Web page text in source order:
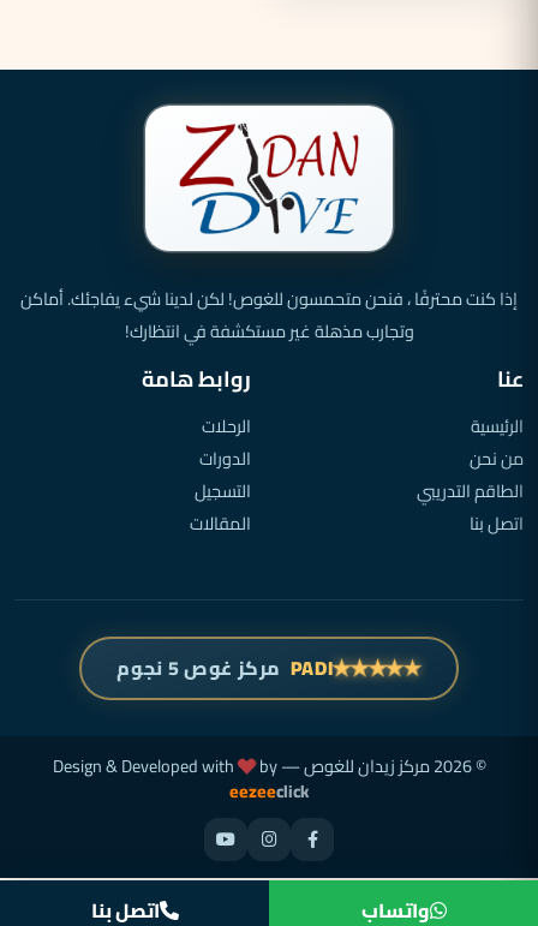
إذا كنت محترفًا ، فنحن متحمسون للغوص! لكن لدينا شيء يفاجئك. أماكن
وتجارب مذهلة غير مستكشفة في انتظارك!
عنا
الرئيسية
من نحن
الطاقم التدريبي
اتصل بنا
روابط هامة
الرحلات
الدورات
التسجيل
المقالات
★
★
★
★
★
PADI مركز غوص 5 نجوم
© 2026 مركز زيدان للغوص — Design & Developed with by
eezeeclick
واتساب اتصل بنا